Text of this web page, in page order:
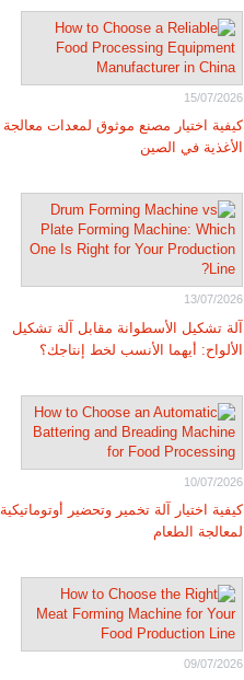
15/07/2026
كيفية اختيار مصنع موثوق لمعدات معالجة
الأغذية في الصين
13/07/2026
آلة تشكيل الأسطوانة مقابل آلة تشكيل
الألواح: أيهما الأنسب لخط إنتاجك؟
10/07/2026
كيفية اختيار آلة تخمير وتحضير أوتوماتيكية
لمعالجة الطعام
09/07/2026